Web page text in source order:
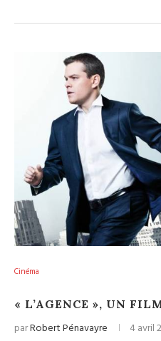
Cinéma
« L’AGENCE », UN
parRobert Pénavayre 4 avril